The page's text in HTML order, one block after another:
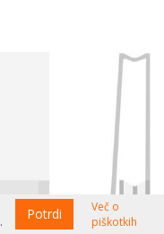
Potrdi
Več o
piškotkih